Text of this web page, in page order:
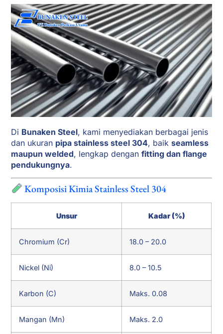
Di Bunaken Steel, kami menyediakan berbagai jenis
dan ukuran pipa stainless steel 304, baikseamless
maupun welded, lengkap denganfitting dan flange
pendukungnya.
Komposisi Kimia Stainless Steel 304
Unsur Kadar (%)
Chromium (Cr) 18.0 – 20.0
Nickel (Ni) 8.0 – 10.5
Karbon (C) Maks. 0.08
Mangan (Mn) Maks. 2.0